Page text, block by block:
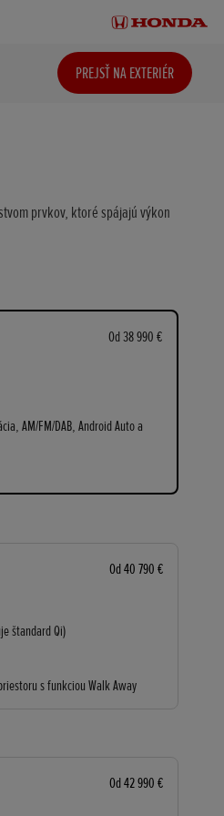
PREJSŤ NA EXTERIÉR
prvkov, ktoré spájajú výkon
Od 38 990 €
AM/FM/DAB, Android Auto a
Od 40 790 €
štandard Qi)
s funkciou Walk Away
Od 42 990 €